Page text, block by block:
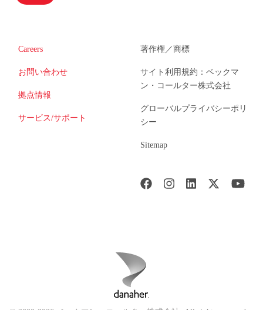
Careers
お問い合わせ
拠点情報
サービス/サポート
著作権／商標
サイト利用規約：ベックマ
ン・コールター株式会社
グローバルプライバシーポリ
シー
Sitemap